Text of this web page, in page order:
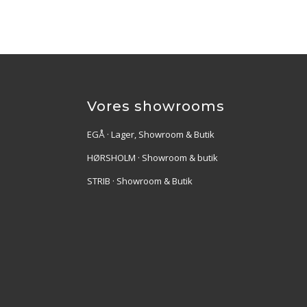
Vores showrooms
EGÅ · Lager, Showroom & Butik
HØRSHOLM · Showroom & butik
STRIB · Showroom & Butik